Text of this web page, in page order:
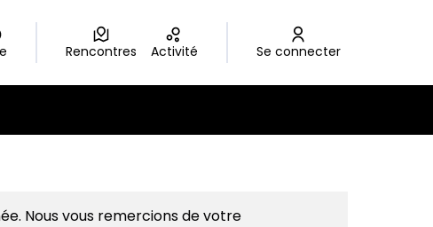
Rencontres Activité Se connecter
Nous vous remercions de votre